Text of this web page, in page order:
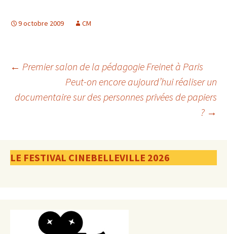
9 octobre 2009 CM
Navigation
des
← Premier salon de la pédagogie Freinet à Paris
Peut-on encore aujourd’hui réaliser un
documentaire sur des personnes privées de papiers
? →
LE FESTIVAL CINEBELLEVILLE 2026